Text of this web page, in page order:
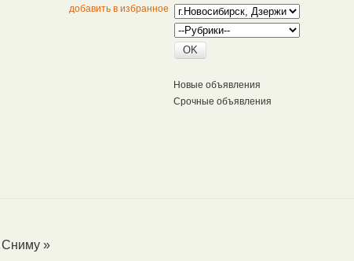
добавить в избранное
Новые объявления
Срочные объявления
Сниму »